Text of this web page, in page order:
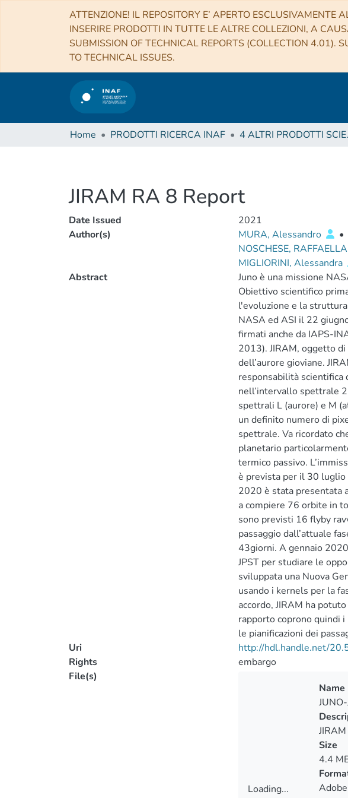
ATTENZIONE! IL REPOSITORY E’ APERTO ESCLUSIVAMENTE
INSERIRE PRODOTTI IN TUTTE LE ALTRE COLLEZIONI, A
SUBMISSION OF TECHNICAL REPORTS (COLLECTION 4.01).
TO TECHNICAL ISSUES.
Home PRODOTTI RICERCA INAF 4 ALTRI
JIRAM RA 8 Report
Date Issued
2021
Author(s)
MURA, Alessandro •
NOSCHESE, RAFFAELLA
MIGLIORINI, Alessandra
Abstract
Juno è una missione
Obiettivo scientifico
l'evoluzione e la
NASA ed ASI il 22
firmati anche da IAPS-
2013). JIRAM, oggetto
dell’aurore gioviane.
responsabilità scientifica
nell’intervallo spettrale
spettrali L (aurore) e M
un definito numero di
spettrale. Va ricordato
planetario
termico passivo.
è prevista per il 30
2020 è stata presentata
a compiere 76 orbite in
sono previsti 16 flyby
passaggio dall’attuale
43giorni. A gennaio
JPST per studiare le
sviluppata una Nuova
usando i kernels per la
accordo, JIRAM ha
rapporto coprono quindi
le pianificazioni dei
Uri
http://hdl.handle.net/
Rights
embargo
File(s)
Loading...
Name
Size
4.4